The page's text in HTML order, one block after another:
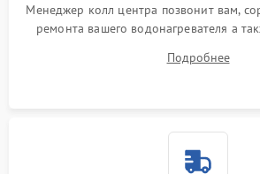
Менеджер колл центра позвонит вам,
ремонта вашего водонагревателя а
Подробнее